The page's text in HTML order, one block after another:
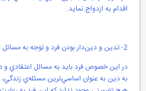
اقدام به ازدواج نمايد.
در اين خصوص فرد بايد به مسائل اعتقادي و
به دين به عنوان اساسي‌ترين مسئله‌ي زندگي،